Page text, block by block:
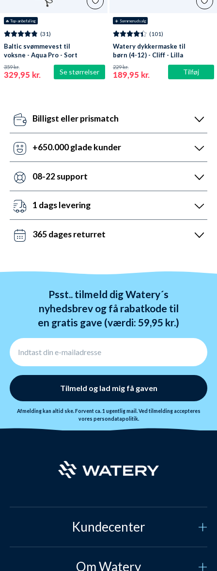
🔥 Top-anbefaling
Se størrelser
(31)
Baltic svømmevest til
voksne - Aqua Pro - Sort
329,95 kr.
359 kr.
☀️ Sommerudsalg
Tilføj
(101)
Watery dykkermaske til
børn (4-12) - Cliff - Lilla
189,95 kr.
229 kr.
Billigst eller prismatch
Vores pris-robotter opdaterer dagligt alle vores
priser ift. konkurrenterne. Misser de, så udnyt vores
+650.000 glade kunder
Med +6 år i markedet, så har vi hjulpet flere end
nogen andre med udstyr til vandsport. Heldigvis kan
08-22 support
Vi er sat i verden for at hjælpe. Derfor er vores
kundeservice åben mandag til fredag fra 08 til 22.
1 dags levering
Det kan du opnå ved bestilling før kl. 22:00 alle ugens
dage - også i weekenden. Vi sender med DAO, Bring
365 dages returret
behandles indenfor 24 timer.
Psst.. tilmeld dig Watery´s
nyhedsbrev og få rabatkode til
en gratis gave (værdi: 59,95 kr.)
Tilmeld og lad mig få gaven
Afmelding kan altid ske. Forvent ca. 1 ugentlig mail. Ved tilmelding accepteres
vores persondatapolitik.
Kundecenter
Om Watery